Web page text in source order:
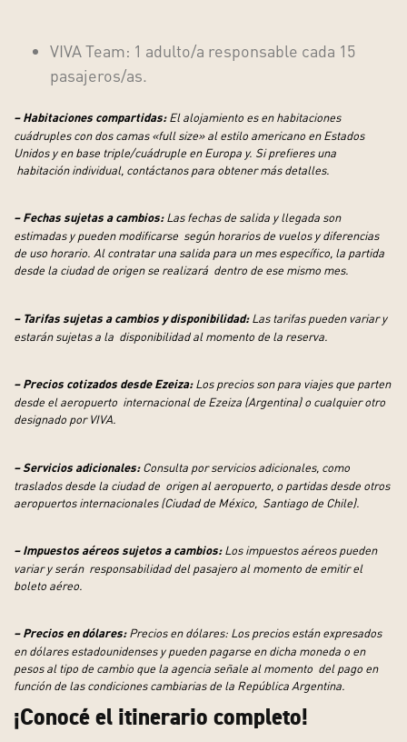
VIVA Team: 1 adulto/a responsable cada 15
pasajeros/as.
– Habitaciones compartidas:El alojamiento es en habitaciones
cuádruples con dos camas «full size»al estilo americano en Estados
Unidos y en base triple/cuádruple en Europa y. Si prefieres una
habitación individual, contáctanos para obtener más detalles.
– Fechas sujetas a cambios:Las fechas de salida y llegada son
estimadas y pueden modificarse según horarios de vuelos y diferencias
de uso horario. Al contratar una salida para un mes específico, la partida
desde la ciudad de origen se realizará dentro de ese mismo mes.
– Tarifas sujetas a cambios y disponibilidad:Las tarifas pueden variar y
estarán sujetas a la disponibilidad al momento de la reserva.
– Precios cotizados desde Ezeiza:Los precios son para viajes que parten
desde el aeropuerto internacional de Ezeiza (Argentina) o cualquier otro
designado por VIVA.
– Servicios adicionales:Consulta por servicios adicionales, como
traslados desde la ciudad de origen al aeropuerto, o partidas desde otros
aeropuertos internacionales (Ciudad de México, Santiago de Chile).
– Impuestos aéreos sujetos a cambios:Los impuestos aéreos pueden
variar y serán responsabilidad del pasajero al momento de emitir el
boleto aéreo.
– Precios en dólares:Precios en dólares: Los precios están expresados
en dólares estadounidensesy pueden pagarse en dicha moneda o en
pesos al tipo de cambio que la agencia señale al momento del pago en
función de las condiciones cambiarias de la República Argentina.
¡Conocé el itinerario completo!